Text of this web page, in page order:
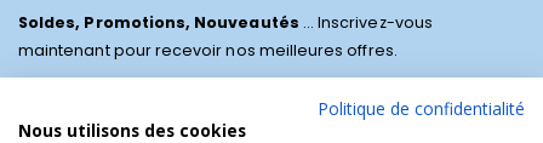
Soldes, Promotions, Nouveautés ... Inscrivez-vous
maintenant pour recevoir nos meilleures offres.
Politique de confidentialité
Nous utilisons des cookies